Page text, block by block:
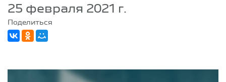
25 февраля 2021 г.
Поделиться